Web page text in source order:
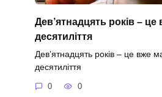
Дев’ятнадцять років –
десятиліття
Дев’ятнадцять років – це вже
десятиліття
0 0